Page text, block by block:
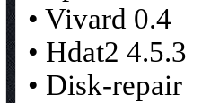
• Vivard 0.4
• Hdat2 4.5.3
• Disk-repair